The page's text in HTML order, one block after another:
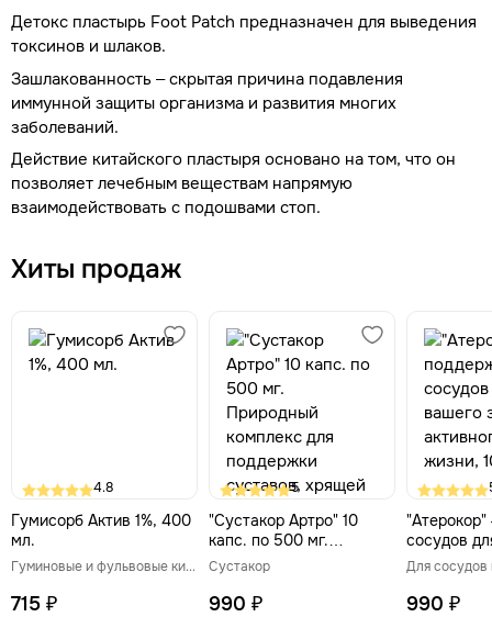
Детокс пластырь Foot Patch предназначен для выведения
токсинов и шлаков.
Зашлакованность – скрытая причина подавления
иммунной защиты организма и развития многих
заболеваний.
Действие китайского пластыря основано на том, что он
позволяет лечебным веществам напрямую
взаимодействовать с подошвами стоп.
Хиты продаж
4.8
Гумисорб Актив 1%, 400
мл.
Гуминовые и фульвовые кислоты
715 ₽
5
"Сустакор Артро" 10
капс. по 500 мг.
Природный комплекс
для поддержки
суставов, хрящей и
Сустакор
990 ₽
сосудов
здоровья и
образа
990 ₽